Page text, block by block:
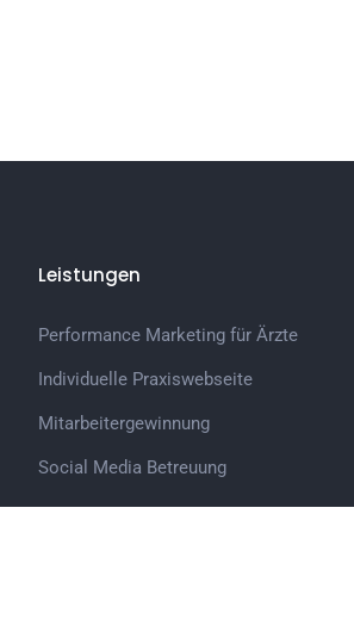
Leistungen
Performance Marketing für Ärzte
Individuelle Praxiswebseite
Mitarbeitergewinnung
Social Media Betreuung